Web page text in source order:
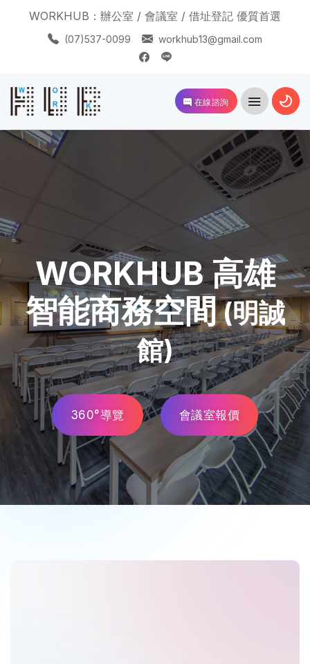
WORKHUB：辦公室 / 會議室 / 借址登記 優質首選
(07)537-0099 workhub13@gmail.com
在線諮詢
WORKHUB 高雄
智能商務空間(明誠
館)
360°導覽 會議室報價